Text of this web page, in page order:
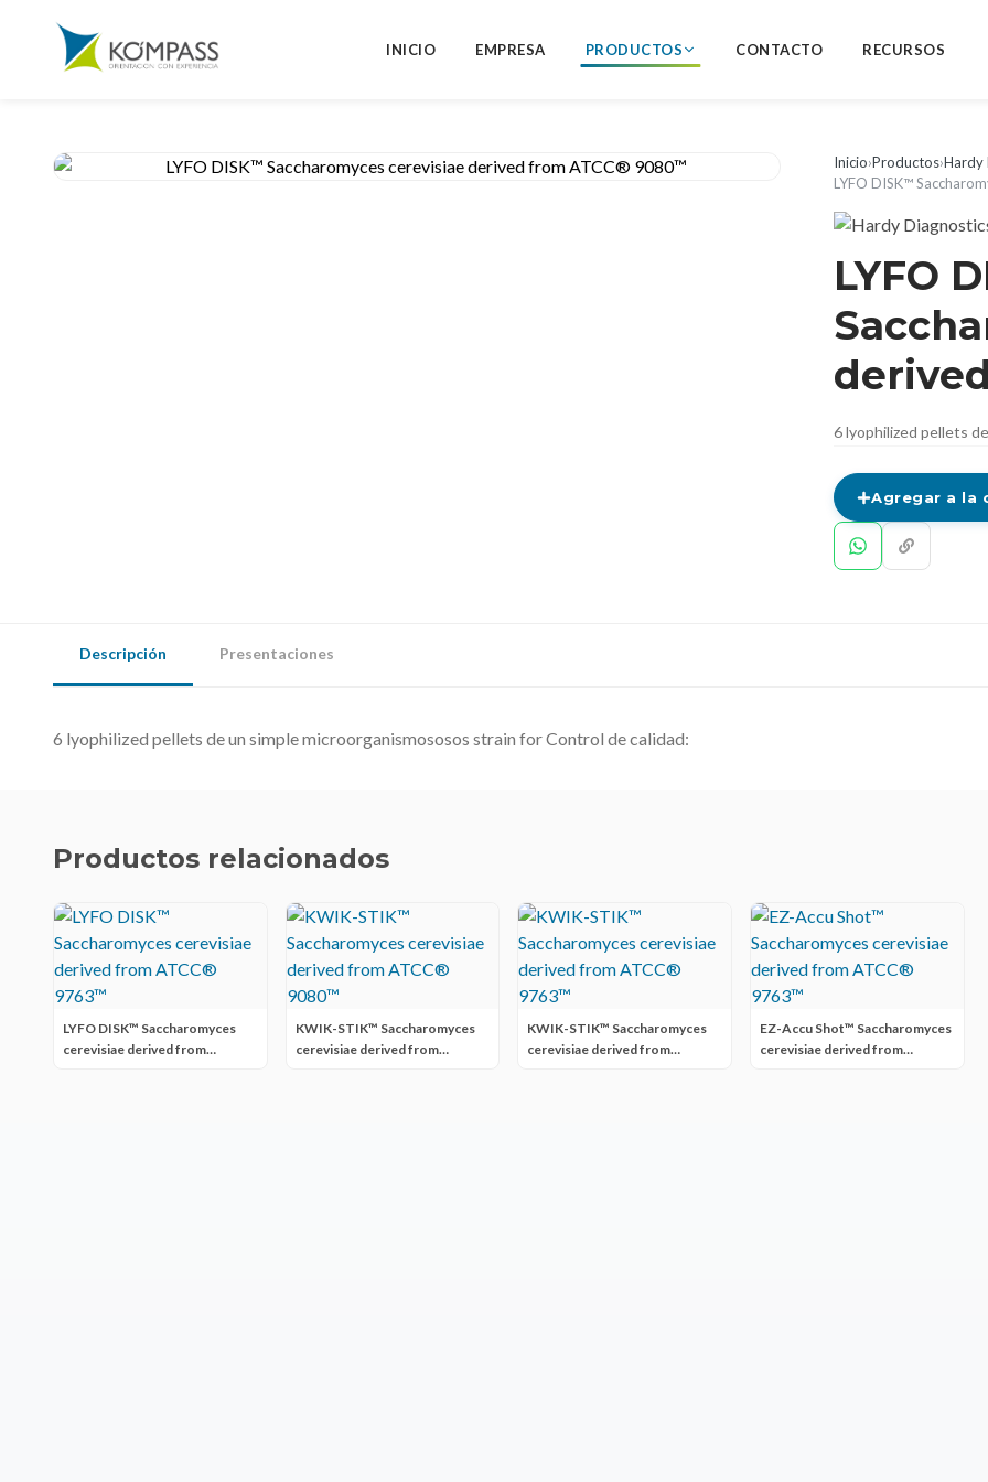
INICIO EMPRESA PRODUCTOS CONTACTO RECURSOS
Inicio›Productos›Hardy
LYFO DISK™
LYFO
6 lyophilized pellets
Agregar a la
Descripción Presentaciones
6 lyophilized pellets de un simple microorganismososos strain for Control de calidad:
Productos relacionados
LYFO DISK™ Saccharomyces
cerevisiae derived from
KWIK-STIK™ Saccharomyces
cerevisiae derived from
KWIK-STIK™ Saccharomyces
cerevisiae derived from
EZ-Accu Shot™ Saccharomyces
cerevisiae derived from